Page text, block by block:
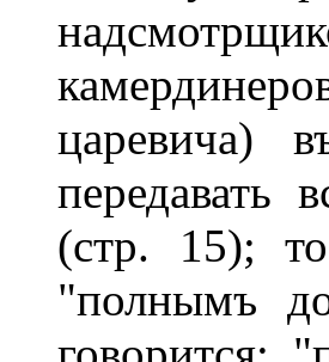
царевича)
передавать
(стр. 15);
"полнымъ